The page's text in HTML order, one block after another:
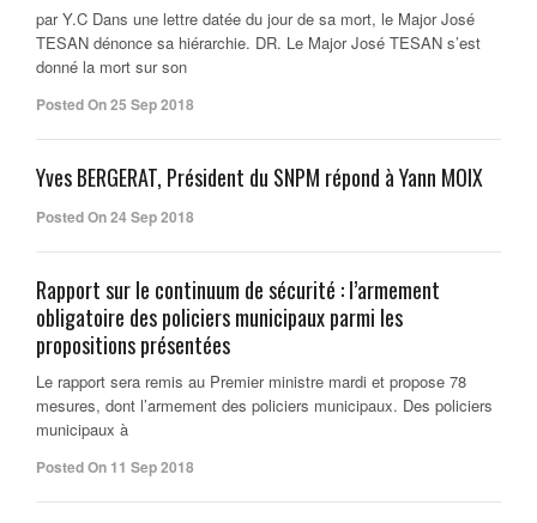
par Y.C Dans une lettre datée du jour de sa mort, le Major José
TESAN dénonce sa hiérarchie. DR. Le Major José TESAN s’est
donné la mort sur son
Posted On 25 Sep 2018
Yves BERGERAT, Président du SNPM répond à Yann MOIX
Posted On 24 Sep 2018
Rapport sur le continuum de sécurité : l’armement
obligatoire des policiers municipaux parmi les
propositions présentées
Le rapport sera remis au Premier ministre mardi et propose 78
mesures, dont l’armement des policiers municipaux. Des policiers
municipaux à
Posted On 11 Sep 2018